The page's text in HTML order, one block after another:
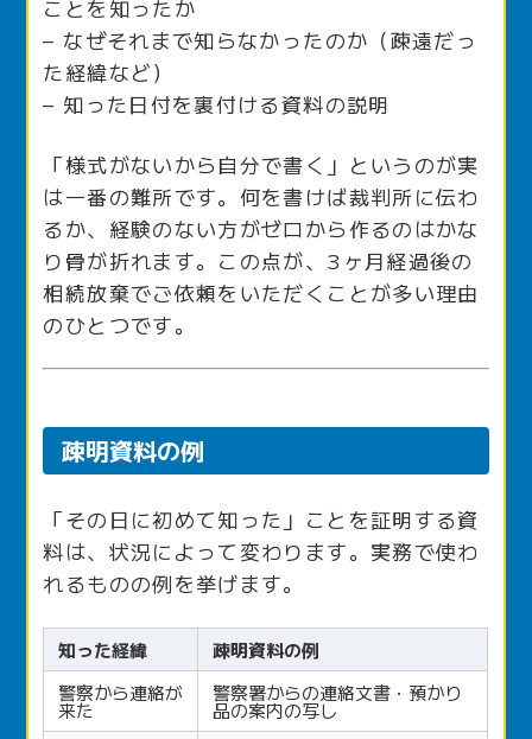
ことを知ったか
– なぜそれまで知らなかったのか（疎遠だっ
た経緯など）
– 知った日付を裏付ける資料の説明
「様式がないから自分で書く」というのが実
は一番の難所です。何を書けば裁判所に伝わ
るか、経験のない方がゼロから作るのはかな
り骨が折れます。この点が、3ヶ月経過後の
相続放棄でご依頼をいただくことが多い理由
のひとつです。
疎明資料の例
「その日に初めて知った」ことを証明する資
料は、状況によって変わります。実務で使わ
れるものの例を挙げます。
知った経緯
疎明資料の例
警察から連絡が
来た
警察署からの連絡文書・預かり
品の案内の写し